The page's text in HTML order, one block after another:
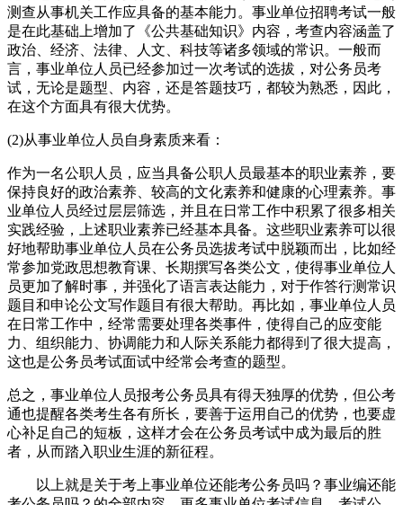
测查从事机关工作应具备的基本能力。事业单位招聘考试一般
是在此基础上增加了《公共基础知识》内容，考查内容涵盖了
政治、经济、法律、人文、科技等诸多领域的常识。一般而
言，事业单位人员已经参加过一次考试的选拔，对公务员考
试，无论是题型、内容，还是答题技巧，都较为熟悉，因此，
在这个方面具有很大优势。
(2)从事业单位人员自身素质来看：
作为一名公职人员，应当具备公职人员最基本的职业素养，要
保持良好的政治素养、较高的文化素养和健康的心理素养。事
业单位人员经过层层筛选，并且在日常工作中积累了很多相关
实践经验，上述职业素养已经基本具备。这些职业素养可以很
好地帮助事业单位人员在公务员选拔考试中脱颖而出，比如经
常参加党政思想教育课、长期撰写各类公文，使得事业单位人
员更加了解时事，并强化了语言表达能力，对于作答行测常识
题目和申论公文写作题目有很大帮助。再比如，事业单位人员
在日常工作中，经常需要处理各类事件，使得自己的应变能
力、组织能力、协调能力和人际关系能力都得到了很大提高，
这也是公务员考试面试中经常会考查的题型。
总之，事业单位人员报考公务员具有得天独厚的优势，但公考
通也提醒各类考生各有所长，要善于运用自己的优势，也要虚
心补足自己的短板，这样才会在公务员考试中成为最后的胜
者，从而踏入职业生涯的新征程。
以上就是关于考上事业单位还能考公务员吗？事业编还能